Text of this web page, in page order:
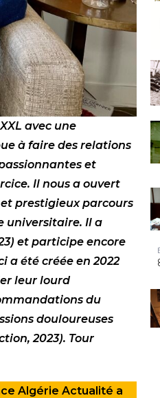
avec une
à faire des relations
et
Il nous a ouvert
prestigieux parcours
universitaire. Il a
et participe encore
a été créée en 2022
leur lourd
du
douloureuses
2023). Tour
Algérie Actualité a